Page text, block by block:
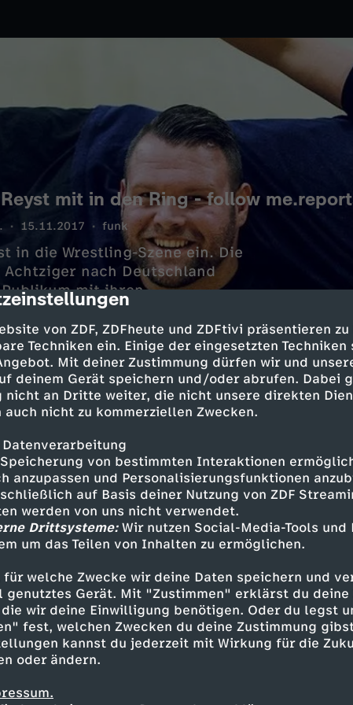
von ZDF, ZDFheute und ZDFtivi präsentieren
Techniken ein. Einige der eingesetzten
Mit deiner Zustimmung dürfen wir und
deinem Gerät speichern und/oder abrufen. Dabei
nicht an Dritte weiter, die nicht unsere direkten
nicht zu kommerziellen Zwecken.
von bestimmten Interaktionen
anzupassen und Personalisierungsfunktionen
auf Basis deiner Nutzung von ZDF
werden von uns nicht verwendet.
Drittsysteme:Wir nutzen Social-Media-Tools und
um das Teilen von Inhalten zu ermöglichen.
für welche Zwecke wir deine Daten speichern und
Gerät. Mit "Zustimmen" erklärst du deine
wir deine Einwilligung benötigen. Oder du legst
fest, welchen Zwecken du deine Zustimmung
kannst du jederzeit mit Wirkung für die
oder ändern.
mit in den Ring - follow
15.11.2017 funk
in die Wrestling-Szene ein. Die
nach Deutschland
mit ihren
wirklich alles echter Kampf
in die actionreiche Welt
holt sich Reyst professionelle
Star Pascal Spalter. Als
sich Pascal, der seit zehn
Szene aus. Er nimmt
Wrestling Moves. Pascal
und spricht darüber, wie
wird.
entdecken
Reportage lebensnah Untertitel